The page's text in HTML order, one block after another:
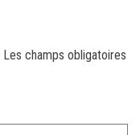
Les champs obligatoires